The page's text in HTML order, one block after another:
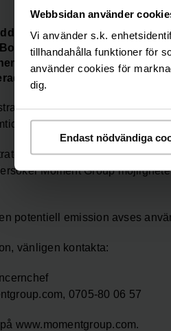
Webbsidan använder
Vi använder s.k.
tillhandahålla funktioner för
använder cookies för
dig.
Endast nödvändiga
idag att bolaget
har givit Carnegie
under nästkommande
obligationstransaktion följa.
bygger på att succesivt
som befintliga
och i syfte att ytterligare
Moment Group
potentiell emission avses
vänligen kontakta:
0705-80 06 57
www.momentgroup.com.